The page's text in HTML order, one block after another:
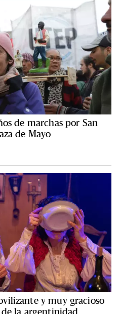
de marchas por San
de Mayo
y muy gracioso
la argentinidad